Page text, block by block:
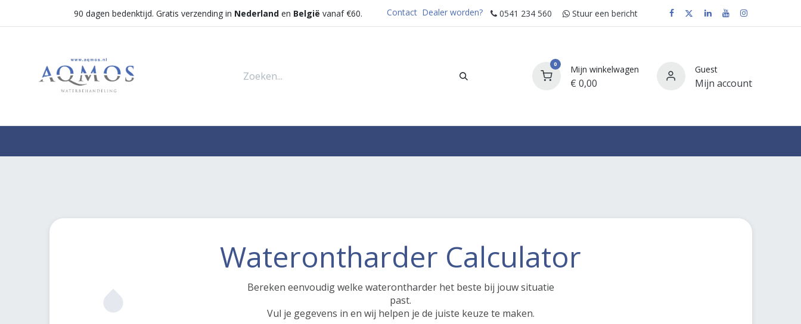
90 dagen bedenktijd. Gratis verzending in Nederlanden België vanaf €60. Contact Dealer worden? 0541 234 560 Stuur e​​​​en bericht
0 Mijn winkelwagen
€ 0,00
Guest
Mijn account
Waterontharder Calculator
Bereken eenvoudig welke waterontharder het beste bij jouw situatie
past.
Vul je gegevens in en wij helpen je de juiste keuze te maken.